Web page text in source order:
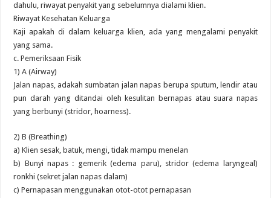
dahulu, riwayat penyakit yang sebelumnya dialami klien.
Riwayat Kesehatan Keluarga
Kaji apakah di dalam keluarga klien, ada yang mengalami penyakit
yang sama.
c. Pemeriksaan Fisik
1) A (Airway)
Jalan napas, adakah sumbatan jalan napas berupa sputum, lendir atau
pun darah yang ditandai oleh kesulitan bernapas atau suara napas
yang berbunyi (stridor, hoarness).
2) B (Breathing)
a) Klien sesak, batuk, mengi, tidak mampu menelan
b) Bunyi napas : gemerik (edema paru), stridor (edema laryngeal)
ronkhi (sekret jalan napas dalam)
c) Pernapasan menggunakan otot-otot pernapasan